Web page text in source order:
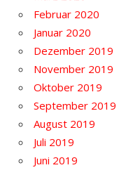
Februar 2020
Januar 2020
Dezember 2019
November 2019
Oktober 2019
September 2019
August 2019
Juli 2019
Juni 2019